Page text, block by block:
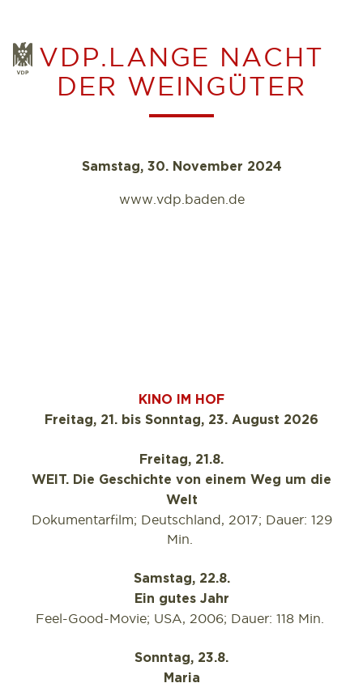
springen
VDP
VDP.LANGE NACHT
DER WEINGÜTER
Samstag, 30. November 2024
www.vdp.baden.de
KINO IM HOF
Freitag, 21. bis Sonntag, 23. August 2026
Freitag, 21.8.
WEIT. Die Geschichte von einem Weg um die
Welt
Dokumentarfilm; Deutschland, 2017; Dauer: 129
Min.
Samstag, 22.8.
Ein gutes Jahr
Feel-Good-Movie; USA, 2006; Dauer: 118 Min.
Sonntag, 23.8.
Maria